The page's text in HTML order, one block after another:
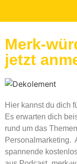
Merk-
jetzt
Hier kannst du dich
Es erwarten dich
rund um das
Personalmarketing.
spannende